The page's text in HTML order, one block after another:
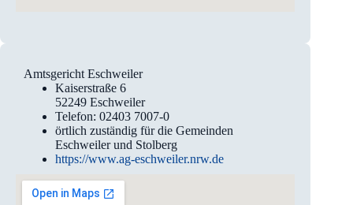
Amtsgericht Eschweiler
Kaiserstraße 6
52249 Eschweiler
Telefon: 02403 7007-0
örtlich zuständig für die Gemeinden
Eschweiler und Stolberg
https://www.ag-eschweiler.nrw.de